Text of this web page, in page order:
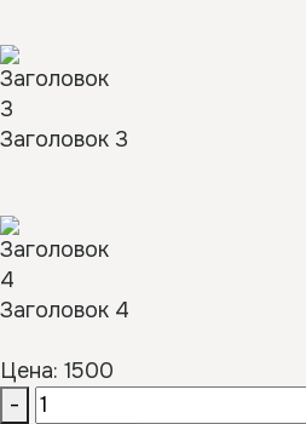
Заголовок 3
Заголовок 4
Цена: 1500
-